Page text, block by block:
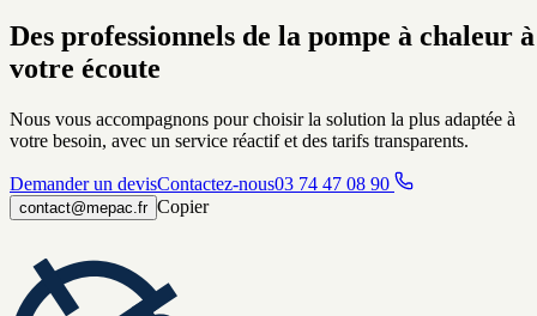
Des professionnels de la pompe à chaleur à
votre écoute
Nous vous accompagnons pour choisir la solution la plus adaptée à
votre besoin, avec un service réactif et des tarifs transparents.
Demander un devisContactez-nous03 74 47 08 90
contact@mepac.fr Copier